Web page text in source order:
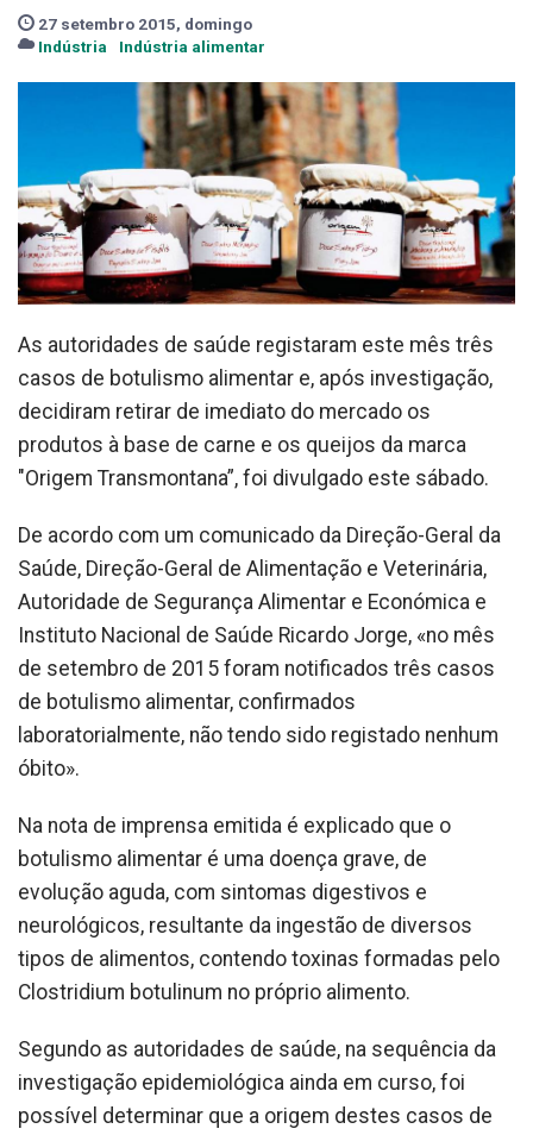
27 setembro 2015, domingo
Indústria
Indústria alimentar
As autoridades de saúde registaram este mês três
casos de botulismo alimentar e, após investigação,
decidiram retirar de imediato do mercado os
produtos à base de carne e os queijos da marca
"Origem Transmontana”, foi divulgado este sábado.
De acordo com um comunicado da Direção-Geral da
Saúde, Direção-Geral de Alimentação e Veterinária,
Autoridade de Segurança Alimentar e Económica e
Instituto Nacional de Saúde Ricardo Jorge, «no mês
de setembro de 2015 foram notificados três casos
de botulismo alimentar, confirmados
laboratorialmente, não tendo sido registado nenhum
óbito».
Na nota de imprensa emitida é explicado que o
botulismo alimentar é uma doença grave, de
evolução aguda, com sintomas digestivos e
neurológicos, resultante da ingestão de diversos
tipos de alimentos, contendo toxinas formadas pelo
Clostridium botulinum no próprio alimento.
Segundo as autoridades de saúde, na sequência da
investigação epidemiológica ainda em curso, foi
possível determinar que a origem destes casos de